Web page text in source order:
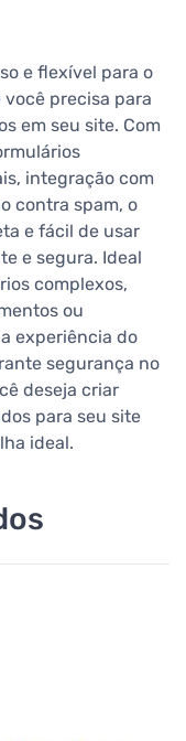
e flexível para o
precisa para
em seu site. Com
integração com
contra spam, o
e fácil de usar
e segura. Ideal
complexos,
ou
experiência do
segurança no
deseja criar
para seu site
ideal.